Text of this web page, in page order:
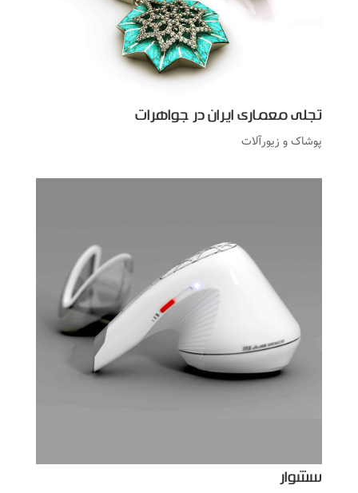
تجلی معماری ایران در جواهرات
پوشاک و زیورآلات
سشوار